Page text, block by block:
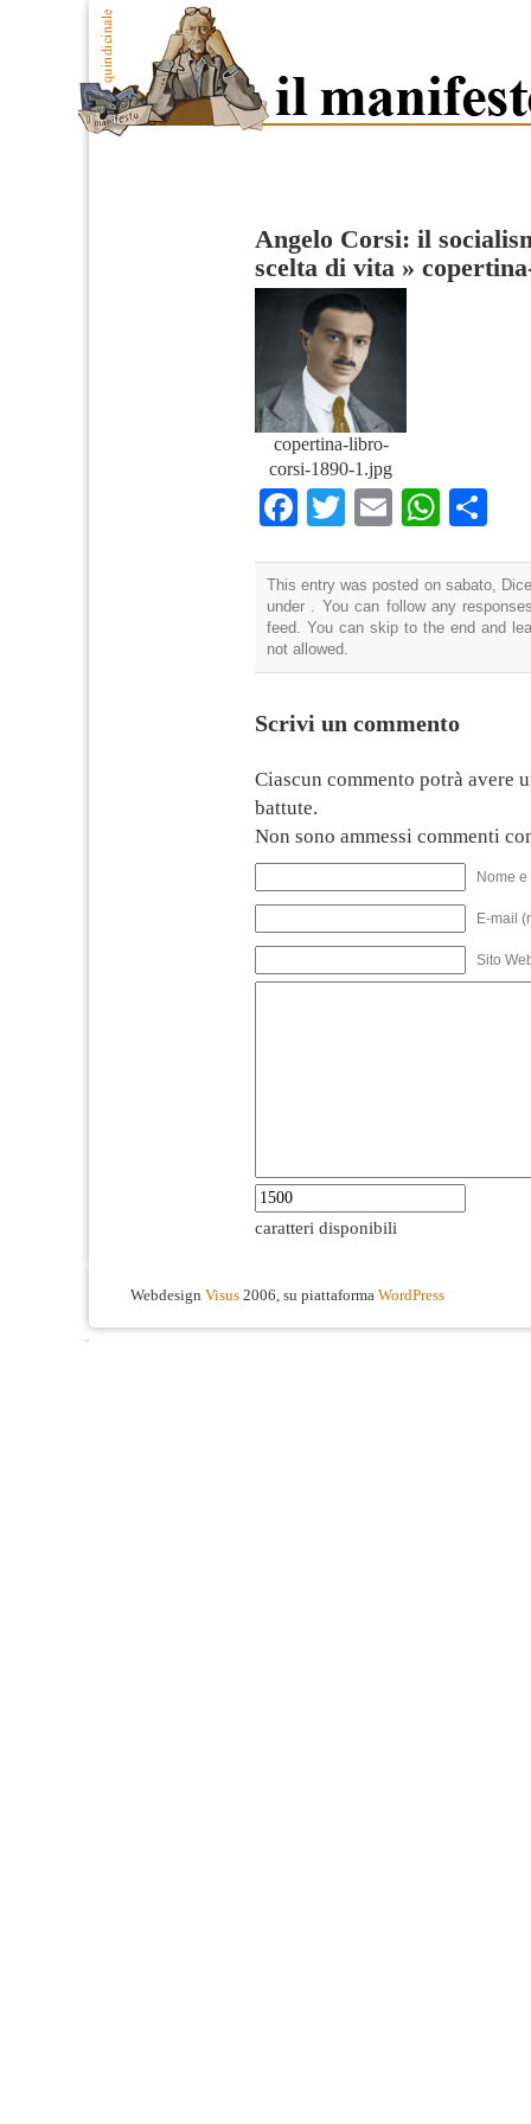
Angelo Corsi: il
scelta di vita »
copertina-libro-
corsi-1890-1.jpg
Facebook
TwitterEmail
This entry was posted on sabato,
under . You can follow any
feed. You can skip to the end and
not allowed.
Scrivi un commento
Ciascun commento potrà avere
battute.
Non sono ammessi commenti
Nome
E-mail
Sito
caratteri disponibili
Webdesign Visus 2006, su piattaforma WordPress